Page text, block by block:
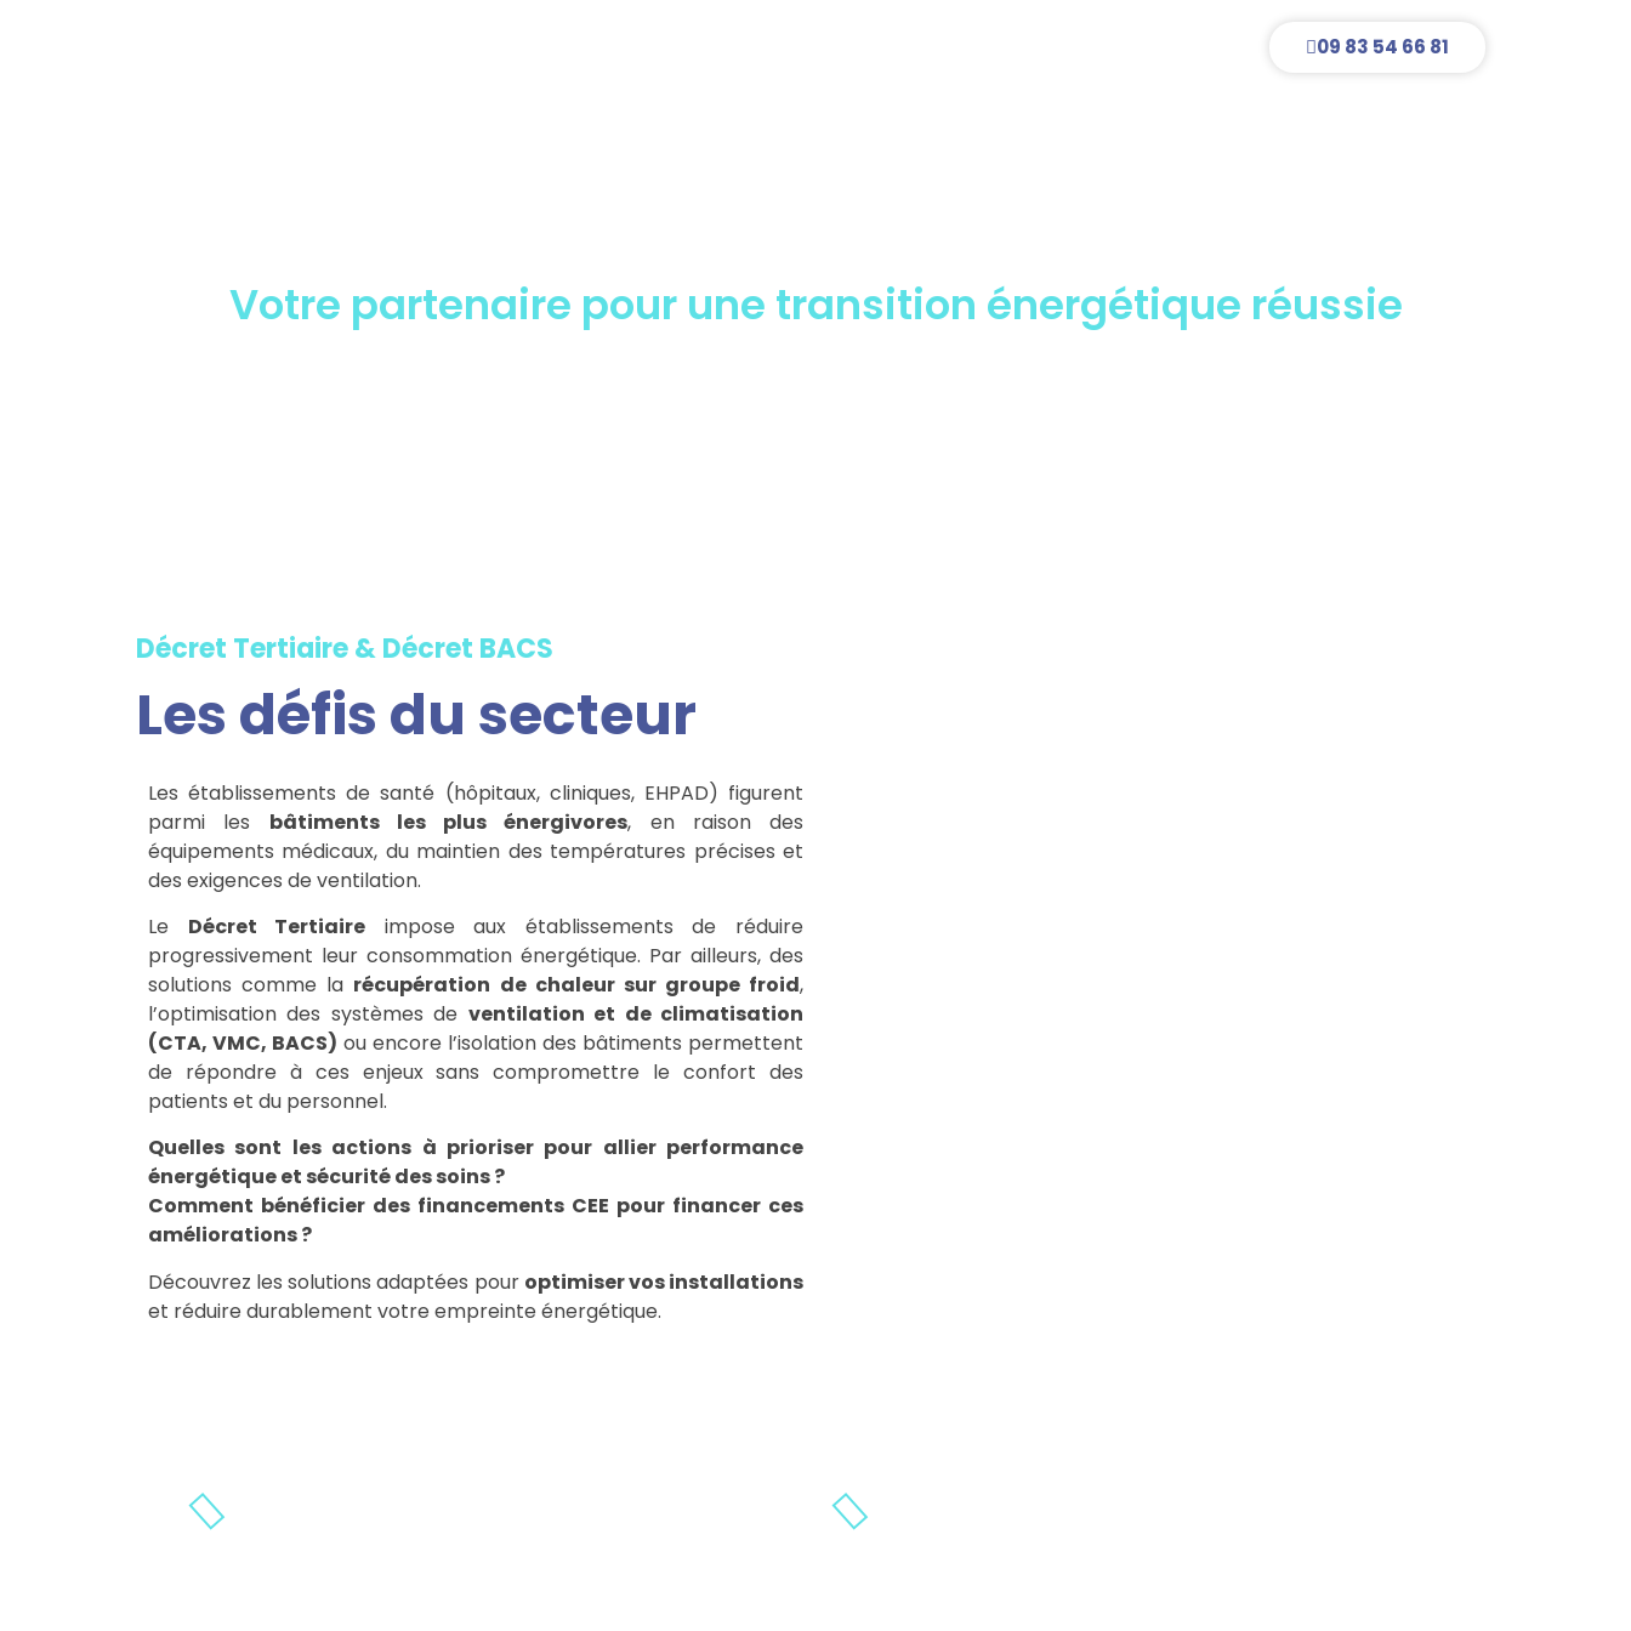
09 83 54 66 81
Votre partenaire pour une transition énergétique réussie
Décret Tertiaire & Décret BACS
Les défis du secteur
Les établissements de santé (hôpitaux, cliniques, EHPAD) figurent
parmi les bâtiments les plus énergivores, en raison des
équipements médicaux, du maintien des températures précises et
des exigences de ventilation.
Le Décret Tertiaire impose aux établissements de réduire
progressivement leur consommation énergétique. Par ailleurs, des
solutions comme la récupération de chaleur sur groupe froid,
l’optimisation des systèmes de ventilation et de climatisation
(CTA, VMC, BACS) ou encore l’isolation des bâtiments permettent
de répondre à ces enjeux sans compromettre le confort des
patients et du personnel.
Quelles sont les actions à prioriser pour allier performance
énergétique et sécurité des soins ?
Comment bénéficier des financements CEE pour financer ces
améliorations ?
Découvrez les solutions adaptées pour optimiser vos installations
et réduire durablement votre empreinte énergétique.